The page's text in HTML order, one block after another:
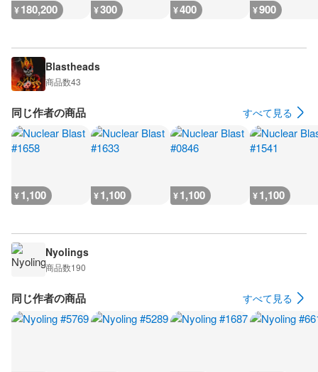
¥180,200 ¥300 ¥400 ¥900
Blastheads
商品数43
同じ作者の商品 すべて見る
¥1,100 ¥1,100 ¥1,100 ¥1,100
Nyolings
商品数190
同じ作者の商品 すべて見る